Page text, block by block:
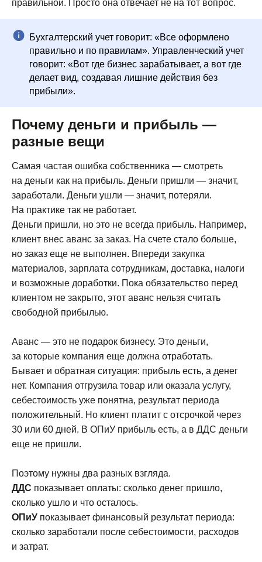
правильной. Просто она отвечает не на тот вопрос.
Бухгалтерский учет говорит: «Все оформлено
правильно и по правилам». Управленческий учет
говорит: «Вот где бизнес зарабатывает, а вот где
делает вид, создавая лишние действия без
прибыли».
Почему деньги и прибыль —
разные вещи
Самая частая ошибка собственника — смотреть
на деньги как на прибыль. Деньги пришли — значит,
заработали. Деньги ушли — значит, потеряли.
На практике так не работает.
Деньги пришли, но это не всегда прибыль. Например,
клиент внес аванс за заказ. На счете стало больше,
но заказ еще не выполнен. Впереди закупка
материалов, зарплата сотрудникам, доставка, налоги
и возможные доработки. Пока обязательство перед
клиентом не закрыто, этот аванс нельзя считать
свободной прибылью.
Аванс — это не подарок бизнесу. Это деньги,
за которые компания еще должна отработать.
Бывает и обратная ситуация: прибыль есть, а денег
нет. Компания отгрузила товар или оказала услугу,
себестоимость уже понятна, результат периода
положительный. Но клиент платит с отсрочкой через
30 или 60 дней. В ОПиУ прибыль есть, а в ДДС деньги
еще не пришли.
Поэтому нужны два разных взгляда.
ДДС показывает оплаты: сколько денег пришло,
сколько ушло и что осталось.
ОПиУ показывает финансовый результат периода:
сколько заработали после себестоимости, расходов
и затрат.